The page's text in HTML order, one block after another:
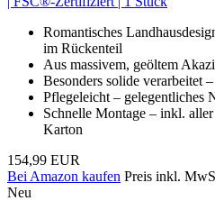
Romantisches
im Rückenteil
Aus massivem, geöltem
Besonders solide verarbeitet
Pflegeleicht – gelegentliches
Schnelle Montage – inkl.
Karton
154,99 EUR
Bei Amazon kaufen Preis inkl.
Neu